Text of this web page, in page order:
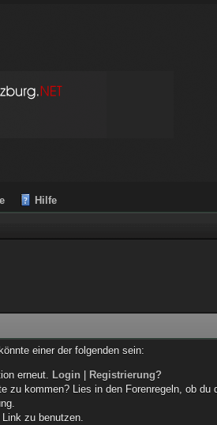
Hilfe
einer der folgenden sein:
erneut. Login
Registrierung?
kommen? Lies in den Forenregeln, ob du
zu benutzen.